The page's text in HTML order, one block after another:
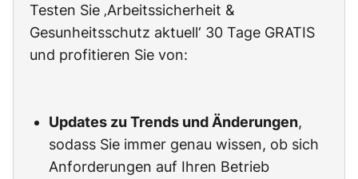
Testen Sie ‚Arbeitssicherheit &
Gesunheitsschutz aktuell‘ 30 Tage GRATIS
und profitieren Sie von:
Updates zu Trends und Änderungen,
sodass Sie immer genau wissen, ob sich
Anforderungen auf Ihren Betrieb